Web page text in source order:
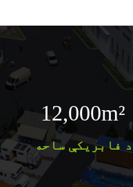
12,000m²
د فابریکې ساحه